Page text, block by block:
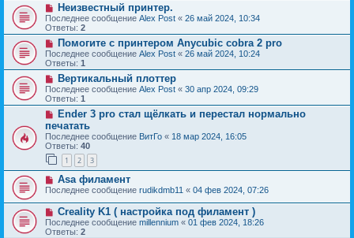
Неизвестный принтер.
Последнее сообщение Alex Post « 26 май 2024, 10:34
Ответы: 2
Помогите с принтером Anycubic cobra 2 pro
Последнее сообщение Alex Post « 26 май 2024, 10:24
Ответы: 1
Вертикальный плоттер
Последнее сообщение Alex Post « 30 апр 2024, 09:29
Ответы: 1
Ender 3 pro стал щëлкать и перестал нормально
печатать
Последнее сообщение ВитГо « 18 мар 2024, 16:05
Ответы: 40
1 2 3
Asa филамент
Последнее сообщение rudikdmb11 « 04 фев 2024, 07:26
Creality K1 ( настройка под филамент )
Последнее сообщение millennium « 01 фев 2024, 18:26
Ответы: 2